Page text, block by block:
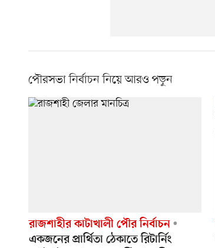
পৌরসভা নির্বাচন নিয়ে আরও পড়ুন
রাজশাহীর কাটাখালী পৌর নির্বাচন
একজনের প্রার্থিতা ঠেকাতে রিটার্নিং